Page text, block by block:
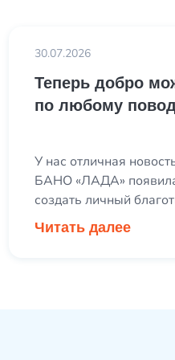
Теперь добро
по любому
30.07.2026
У нас отличная
БАНО «ЛАДА»
создать личный
сбор в поддержку
через платформу
Читать далее